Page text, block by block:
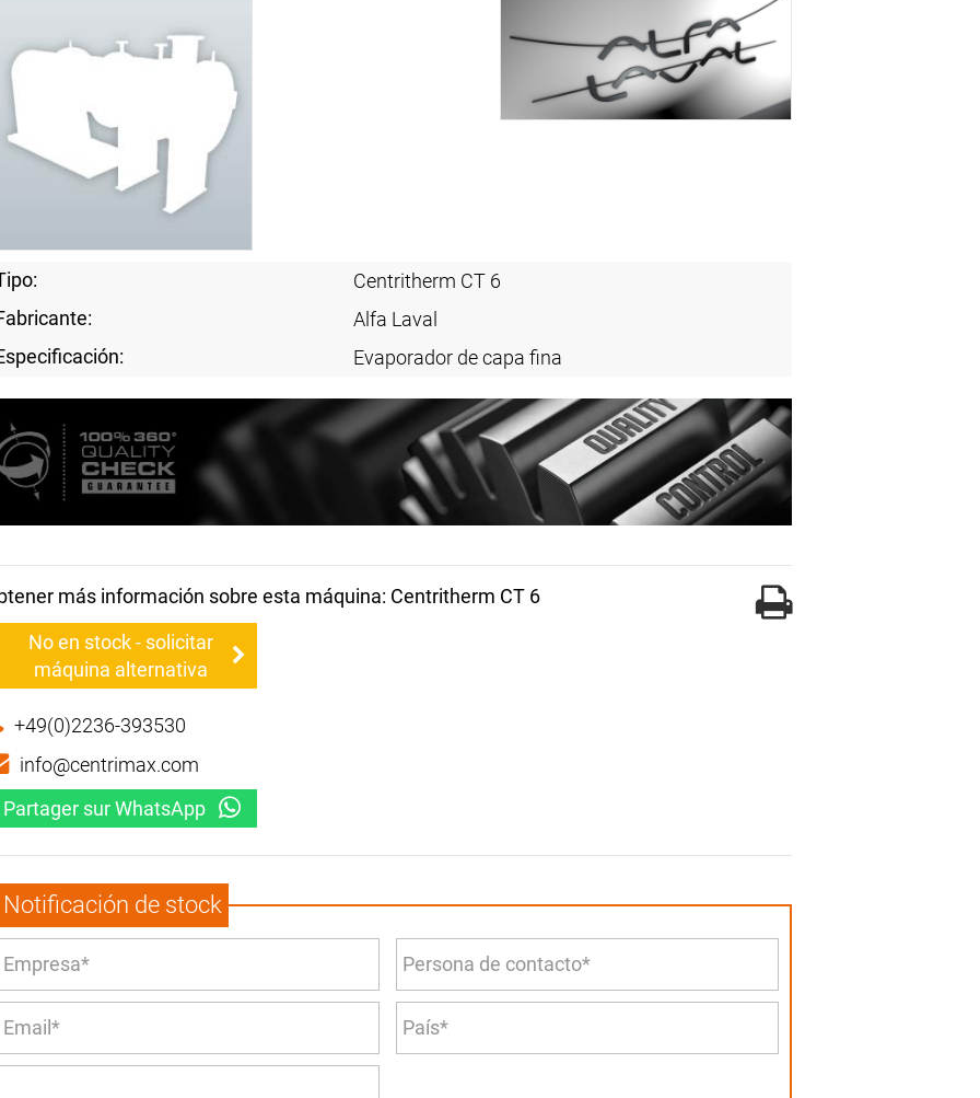
Centritherm CT 6
Alfa Laval
Evaporador de capa fina
más información sobre esta máquina: Centritherm CT 6
No en stock - solicitar
máquina alternativa
+49(0)2236-393530
info@centrimax.com
Partager sur WhatsApp
Notificación de stock